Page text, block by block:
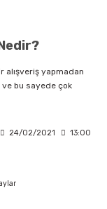
alışveriş yapmadan
bu sayede çok
24/02/2021 13:00